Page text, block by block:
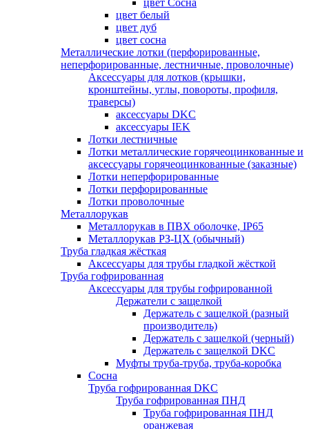
цвет белый
цвет дуб
цвет сосна
Металлические лотки (перфорированные,
неперфорированные, лестничные, проволочные)
Аксессуары для лотков (крышки,
кронштейны, углы, повороты, профиля,
траверсы)
аксессуары DKC
аксессуары IEK
Лотки лестничные
Лотки металлические горячеоцинкованные и
аксессуары горячеоцинкованные (заказные)
Лотки неперфорированные
Лотки перфорированные
Лотки проволочные
Металлорукав
Металлорукав в ПВХ оболочке, IP65
Металлорукав РЗ-ЦХ (обычный)
Труба гладкая жёсткая
Аксессуары для трубы гладкой жёсткой
Труба гофрированная
Аксессуары для трубы гофрированной
Держатели с защелкой
Держатель с защелкой (разный
производитель)
Держатель с защелкой (черный)
Держатель с защелкой DKC
Муфты труба-труба, труба-коробка
Сосна
Труба гофрированная DKC
Труба гофрированная ПНД
Труба гофрированная ПНД
оранжевая